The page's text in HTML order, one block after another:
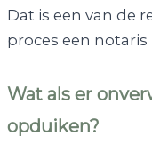
Dat is een van de
proces een notaris
Wat als er
opduiken?